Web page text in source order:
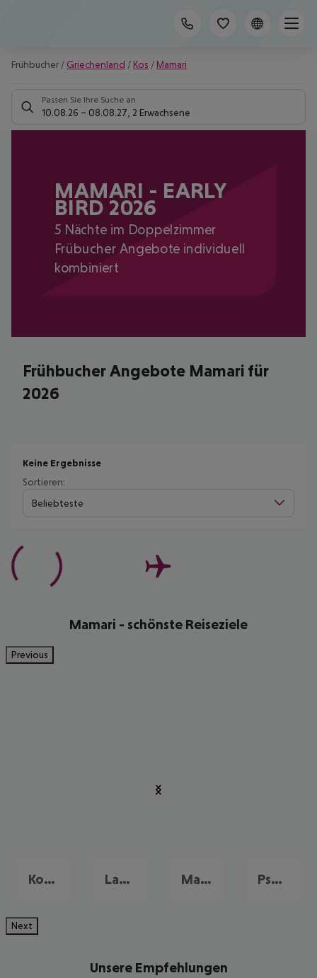
Frühbucher / Griechenland / Kos / Mamari
Passen Sie Ihre Suche an
10.08.26 – 08.08.27 2 Erwachsene
MAMARI - EARLY
BIRD 2026
5 Nächte im Doppelzimmer
Frübucher Angebote individuell
kombiniert
Frühbucher Angebote Mamari für
2026
Keine Ergebnisse
Sortieren:
Beliebteste
Mamari - schönste Reiseziele
Previous
Kos Stadt Lambi Mastichari Psalidi
Next
Unsere Empfehlungen